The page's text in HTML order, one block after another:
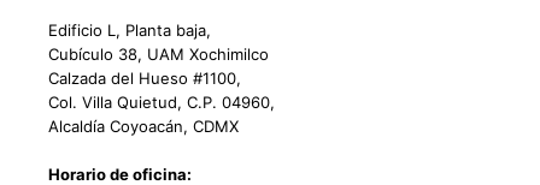
Edificio L, Planta baja,
Cubículo 38, UAM Xochimilco
Calzada del Hueso #1100,
Col. Villa Quietud, C.P. 04960,
Alcaldía Coyoacán, CDMX
Horario de oficina: